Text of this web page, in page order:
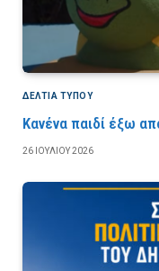
ΔΕΛΤΙΑ ΤΥΠΟΥ
Κανένα παιδί έξω
26 ΙΟΥΛΊΟΥ 2026